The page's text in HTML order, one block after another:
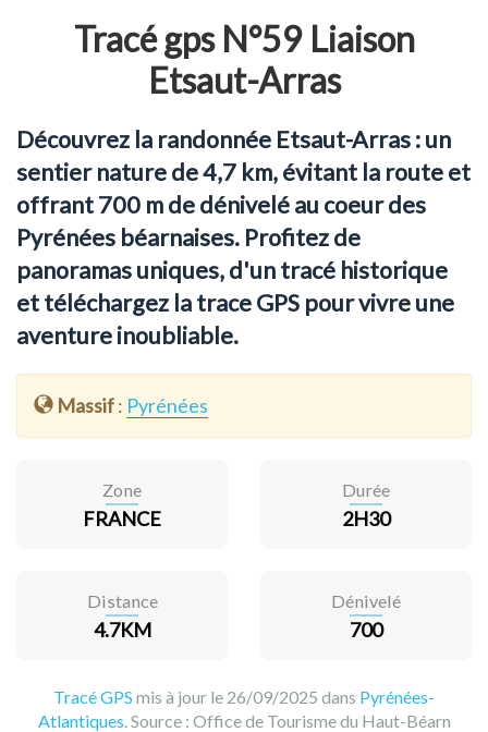
Tracé gps N°59 Liaison
Etsaut-Arras
Découvrez la randonnée Etsaut-Arras : un
sentier nature de 4,7 km, évitant la route et
offrant 700 m de dénivelé au coeur des
Pyrénées béarnaises. Profitez de
panoramas uniques, d'un tracé historique
et téléchargez la trace GPS pour vivre une
aventure inoubliable.
Massif: Pyrénées
Zone
FRANCE
Durée
2H30
Distance
4.7KM
Dénivelé
700
Tracé GPS mis à jour le 26/09/2025 dans Pyrénées-
Atlantiques. Source : Office de Tourisme du Haut-Béarn